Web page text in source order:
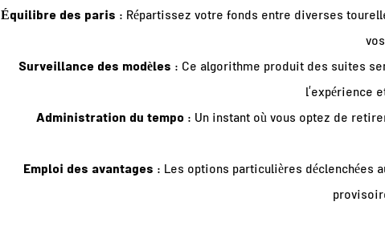
Équilibre des paris : Répartissez votre fonds entre diverses
Surveillance des modèles : Ce algorithme produit des suites
l’expérience
Administration du tempo : Un instant où vous optez de
Emploi des avantages : Les options particulières déclenchées